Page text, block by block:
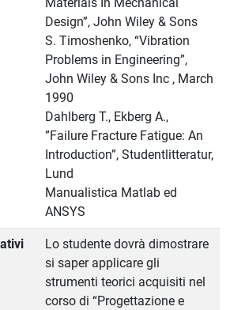
Materials In Mechanical
Design”, John Wiley & Sons
S. Timoshenko, “Vibration
Problems in Engineering”,
John Wiley & Sons Inc , March
1990
Dahlberg T., Ekberg A.,
”Failure Fracture Fatigue: An
Introduction”, Studentlitteratur,
Lund
Manualistica Matlab ed
ANSYS
Lo studente dovrà dimostrare
si saper applicare gli
strumenti teorici acquisiti nel
corso di “Progettazione e